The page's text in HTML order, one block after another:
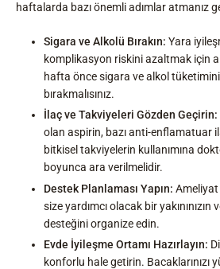
haftalarda bazı önemli adımlar atmanız
Sigara ve Alkolü Bırakın: Yara
komplikasyon riskini azaltmak için
hafta önce sigara ve alkol
bırakmalısınız.
İlaç ve Takviyeleri Gözden Geçirin:
olan aspirin, bazı anti-enflamatuar
bitkisel takviyelerin kullanımına
boyunca ara verilmelidir.
Destek Planlaması Yapın: Ameliyat
size yardımcı olacak bir yakınınızın
desteğini organize edin.
Evde İyileşme Ortamı Hazırlayın:
konforlu hale getirin. Bacaklarınızı